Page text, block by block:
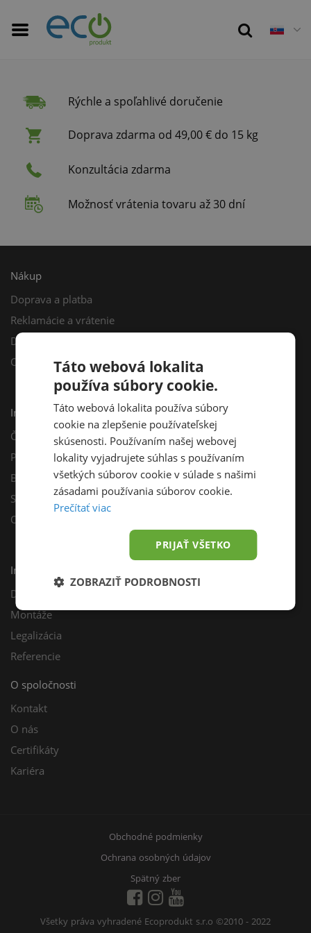
Rýchle a spoľahlivé doručenie
Doprava zdarma od 49,00 € do 15 kg
Konzultácia zdarma
Možnosť vrátenia tovaru až 30 dní
Nákup
Doprava a platba
Reklamácie a vrátenie
Darčekový poukaz
Odberné miesta
Informácie
Často kladené otázky
Poradňa
Blog
Sprievodca výberom fotovoltiky
Odporúčací program
Inštalácie
Dotácie
Montáže
Legalizácia
Referencie
O spoločnosti
Kontakt
O nás
Certifikáty
Kariéra
Obchodné podmienky
Ochrana osobných údajov
Spätný zber
Všetky práva vyhradené Ecoprodukt s.r.o ©2010 - 2022
Táto webová lokalita
používa súbory cookie.
Táto webová lokalita používa súbory
cookie na zlepšenie používateľskej
skúsenosti. Používaním našej webovej
lokality vyjadrujete súhlas s používaním
všetkých súborov cookie v súlade s našimi
zásadami používania súborov cookie.
Prečítať viac
PRIJAŤ VŠETKO
ZOBRAZIŤ PODROBNOSTI